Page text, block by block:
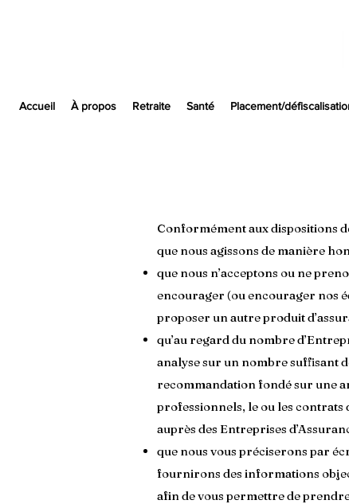
Accueil À propos Retraite Santé Placement/
Conformément aux dispositions
que nous agissons de manière
que nous n’acceptons ou ne
encourager (ou encourager nos
proposer un autre produit
qu’au regard du nombre
analyse sur un nombre suffisant
recommandation fondé sur une
professionnels, le ou les contrats
auprès des Entreprises
que nous vous préciserons par
fournirons des informations
afin de vous permettre de